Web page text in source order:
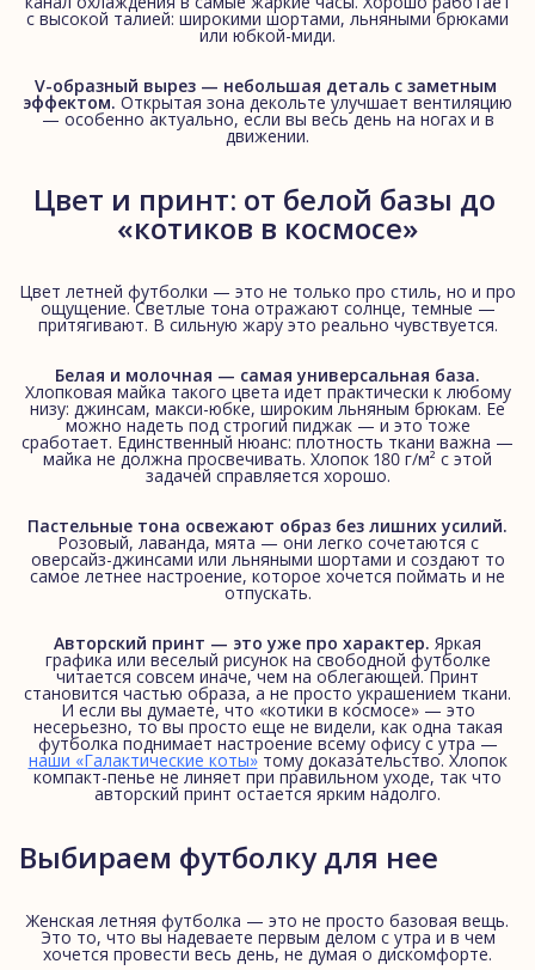
с высокой талией: широкими шортами, льняными брюками
или юбкой-миди.
V-образный вырез — небольшая деталь с заметным
эффектом. Открытая зона декольте улучшает вентиляцию
— особенно актуально, если вы весь день на ногах и в
движении.
Цвет и принт: от белой базы до
«котиков в космосе»
Цвет летней футболки — это не только про стиль, но и про
ощущение. Светлые тона отражают солнце, темные —
притягивают. В сильную жару это реально чувствуется.
Белая и молочная — самая универсальная база.
Хлопковая майка такого цвета идет практически к любому
низу: джинсам, макси-юбке, широким льняным брюкам. Ее
можно надеть под строгий пиджак — и это тоже
сработает. Единственный нюанс: плотность ткани важна —
майка не должна просвечивать. Хлопок 180 г/м² с этой
задачей справляется хорошо.
Пастельные тона освежают образ без лишних усилий.
Розовый, лаванда, мята — они легко сочетаются с
оверсайз-джинсами или льняными шортами и создают то
самое летнее настроение, которое хочется поймать и не
отпускать.
Авторский принт — это уже про характер. Яркая
графика или веселый рисунок на свободной футболке
читается совсем иначе, чем на облегающей. Принт
становится частью образа, а не просто украшением ткани.
И если вы думаете, что «котики в космосе» — это
несерьезно, то вы просто еще не видели, как одна такая
футболка поднимает настроение всему офису с утра —
наши «Галактические коты»тому доказательство. Хлопок
компакт-пенье не линяет при правильном уходе, так что
авторский принт остается ярким надолго.
Выбираем футболку для нее
Женская летняя футболка — это не просто базовая вещь.
Это то, что вы надеваете первым делом с утра и в чем
хочется провести весь день, не думая о дискомфорте.